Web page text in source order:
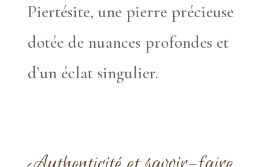
Piertésite, une pierre précieuse
dotée de nuances profondes et
d’un éclat singulier.